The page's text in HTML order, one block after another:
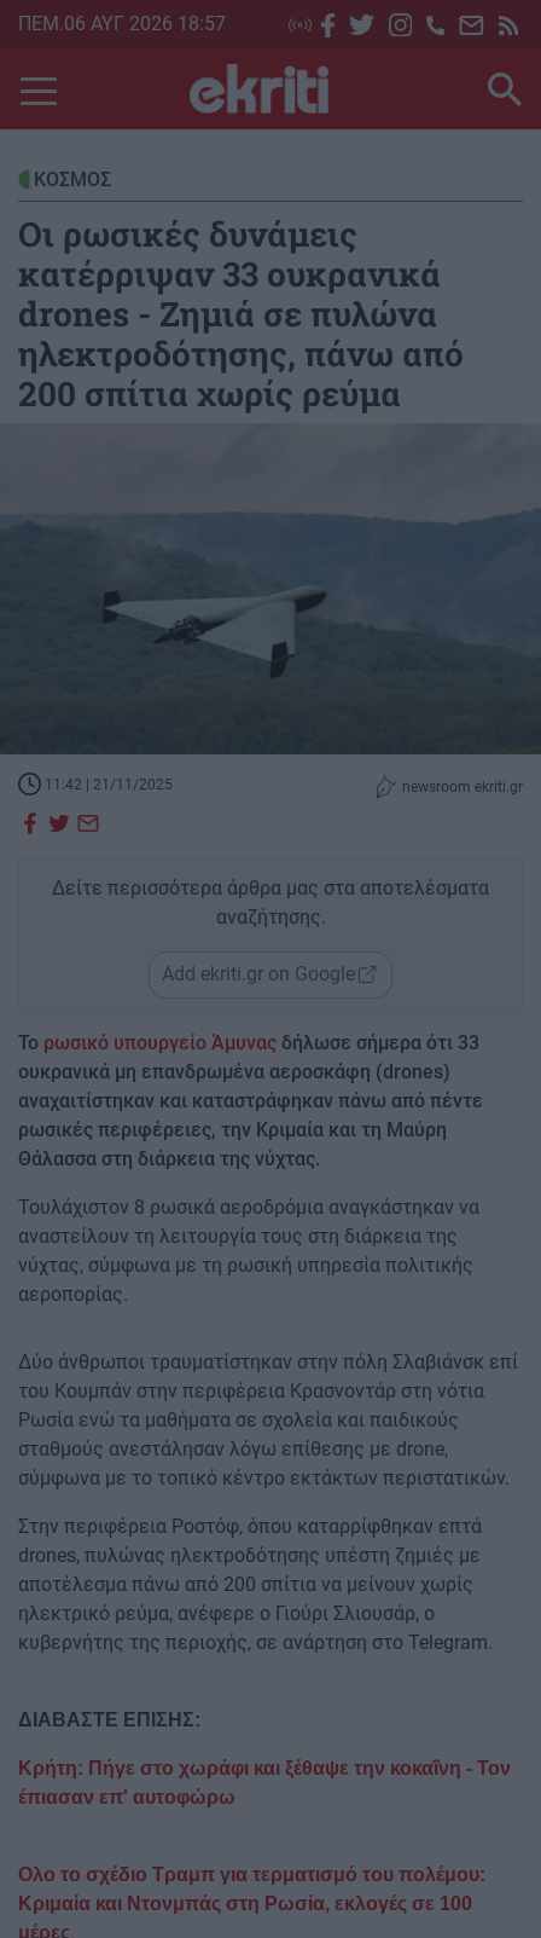
Skip
main
content
ΠΕΜ.06 ΑΥΓ 2026 18:57
ΚΟΣΜΟΣ
Οι ρωσικές δυνάμεις
κατέρριψαν 33 ουκρανικά
drones - Ζημιά σε πυλώνα
ηλεκτροδότησης, πάνω από
200 σπίτια χωρίς ρεύμα
11:42 | 21/11/2025 newsroom ekriti.gr
Δείτε περισσότερα άρθρα μας στα αποτελέσματα
αναζήτησης.
Add ekriti.gr on Google
Το ρωσικό υπουργείο Άμυνας δήλωσε σήμερα ότι 33
ουκρανικά μη επανδρωμένα αεροσκάφη (drones)
αναχαιτίστηκαν και καταστράφηκαν πάνω από πέντε
ρωσικές περιφέρειες, την Κριμαία και τη Μαύρη
Θάλασσα στη διάρκεια της νύχτας.
Τουλάχιστον 8 ρωσικά αεροδρόμια αναγκάστηκαν να
αναστείλουν τη λειτουργία τους στη διάρκεια της
νύχτας, σύμφωνα με τη ρωσική υπηρεσία πολιτικής
αεροπορίας.
Δύο άνθρωποι τραυματίστηκαν στην πόλη Σλαβιάνσκ επί
του Κουμπάν στην περιφέρεια Κρασνοντάρ στη νότια
Ρωσία ενώ τα μαθήματα σε σχολεία και παιδικούς
σταθμούς ανεστάλησαν λόγω επίθεσης με drone,
σύμφωνα με το τοπικό κέντρο εκτάκτων περιστατικών.
Στην περιφέρεια Ροστόφ, όπου καταρρίφθηκαν επτά
drones, πυλώνας ηλεκτροδότησης υπέστη ζημιές με
αποτέλεσμα πάνω από 200 σπίτια να μείνουν χωρίς
ηλεκτρικό ρεύμα, ανέφερε ο Γιούρι Σλιουσάρ, ο
κυβερνήτης της περιοχής, σε ανάρτηση στο Telegram.
ΔΙΑΒΑΣΤΕ ΕΠΙΣΗΣ:
Κρήτη: Πήγε στο χωράφι και ξέθαψε την κοκαΐνη - Τον
έπιασαν επ' αυτοφώρω
Ολο το σχέδιο Τραμπ για τερματισμό του πολέμου:
Κριμαία και Ντονμπάς στη Ρωσία, εκλογές σε 100
μέρες